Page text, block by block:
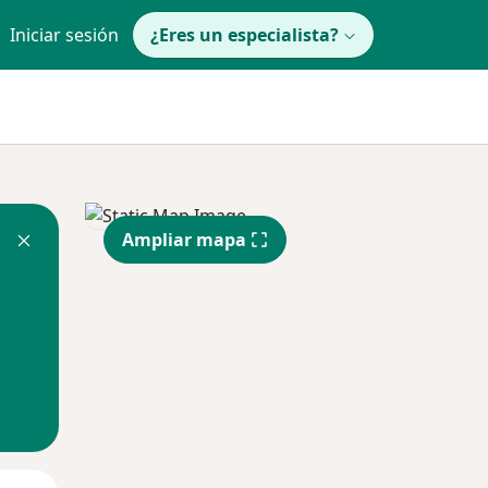
Iniciar sesión ¿Eres un especialista?
Ampliar mapa